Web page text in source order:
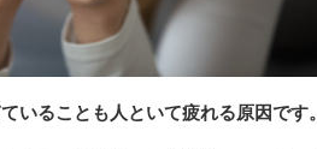
いることも人といて疲れる原因です。